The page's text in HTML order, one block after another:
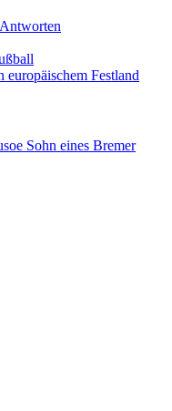
Festland
Sohn eines Bremer